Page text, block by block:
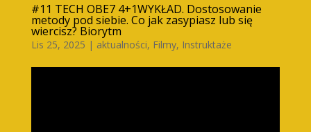
#11 TECH OBE7 4+1WYKŁAD. Dostosowanie
metody pod siebie. Co jak zasypiasz lub się
wiercisz? Biorytm
Lis 25, 2025 | aktualności, Filmy, Instruktaże